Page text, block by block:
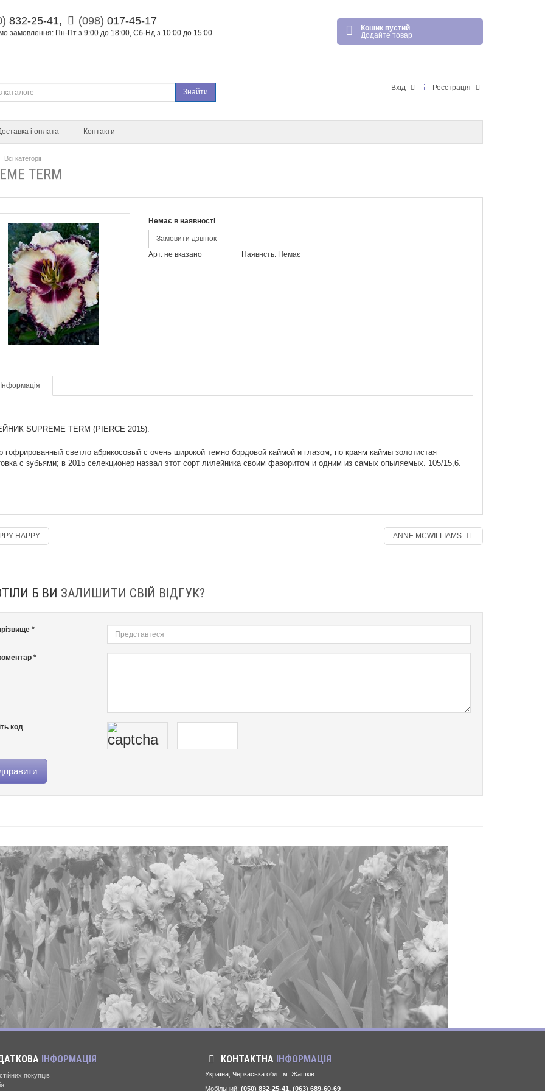
832-25-41, (098) 017-45-17
замовлення: Пн-Пт з 9:00 до 18:00, Сб-Нд з 10:00 до 15:00
Кошик пустий
Додайте товар
Знайти Вхід Реєстрація
і оплата Контакти
Всі категорії
TERM
Немає в наявності
Замовити дзвінок
Арт. не вказано
Наявнсть: Немає
Інформація
SUPREME TERM (PIERCE 2015).
гофрированный светло абрикосовый с очень широкой темно бордовой каймой и глазом; по краям каймы золотистая
с зубьями; в 2015 селекционер назвал этот сорт лилейника своим фаворитом и одним из самых опыляемых. 105/15,6.
HAPPY ANNE MCWILLIAMS
Б ВИ ЗАЛИШИТИ СВІЙ ВІДГУК?
*
*
код
ІНФОРМАЦІЯ
покупців
КОНТАКТНАІНФОРМАЦІЯ
Україна, Черкаська обл., м. Жашків
Мобільний: (050) 832-25-41, (063) 689-60-69